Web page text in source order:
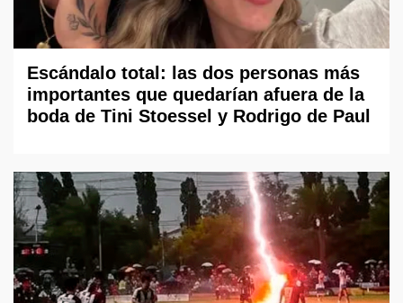
Escándalo total: las dos personas más
importantes que quedarían afuera de la
boda de Tini Stoessel y Rodrigo de Paul